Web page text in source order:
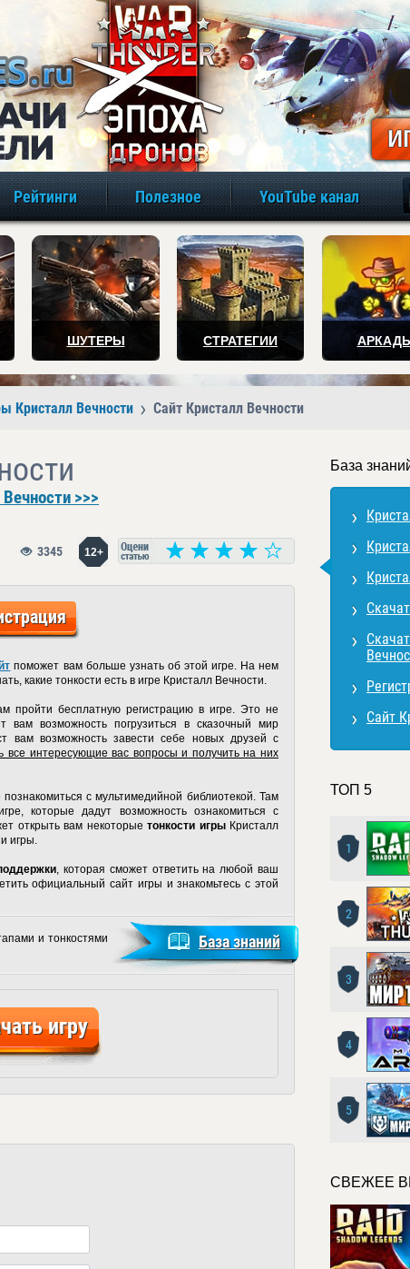
игры онлайн
Рейтинги Полезное YouTube канал
ШУТЕРЫ СТРАТЕГИИ
Кристалл Вечности Сайт Кристалл Вечности
>>>
12+
3345
поможет вам больше узнать об этой игре. На нем
какие тонкости есть в игре Кристалл Вечности.
пройти бесплатную регистрацию в игре. Это не
возможность погрузиться в сказочный мир
вам возможность завести себе новых друзей с
все интересующие вас вопросы и получить на них
с мультимедийной библиотекой. Там
которые дадут возможность ознакомиться с
открыть вам некоторыетонкости игрыКристалл
игры.
, которая сможет ответить на любой ваш
официальный сайт игры и знакомьтесь с этой
и тонкостями
База знаний
игру
База
Сайт
ТОП 5
1
2
3
4
5
СВЕЖЕЕ